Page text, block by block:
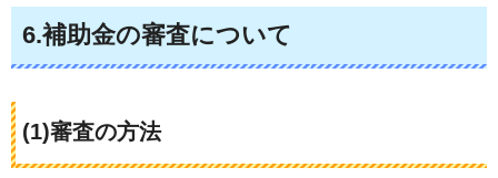
6.補助金の審査について
(1)審査の方法